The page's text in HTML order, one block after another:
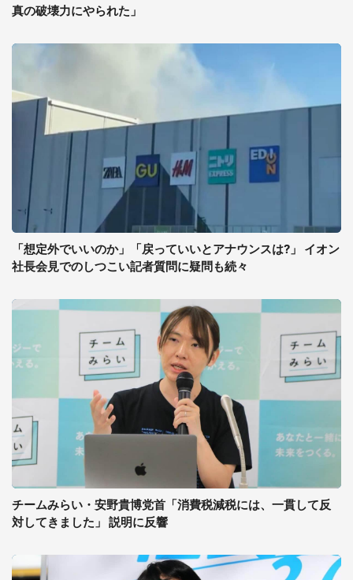
真の破壊力にやられた」
「想定外でいいのか」「戻っていいとアナウンスは?」 イオン
社長会見でのしつこい記者質問に疑問も続々
チームみらい・安野貴博党首「消費税減税には、一貫して反
対してきました」 説明に反響